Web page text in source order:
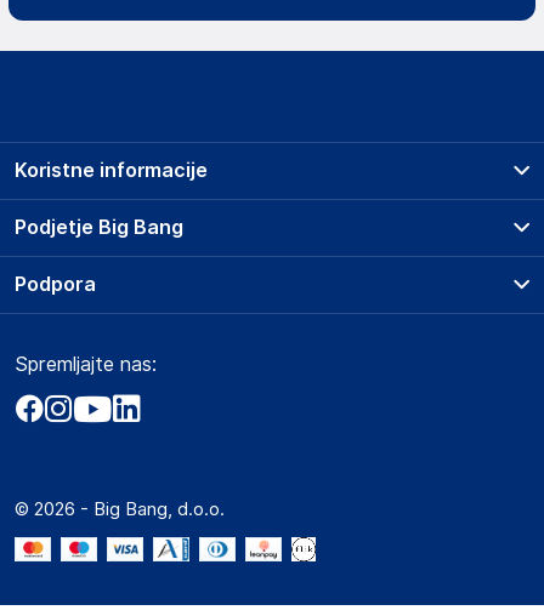
Podjetje Big Bang
O podjetju
Obvestila za javnost
Akt o digitalnih storitvah
Marketplace za partnerje
Novosti
Koristne informacije
Prodajna mesta
Storitve
Dostava, vnos in odvoz
Zavarovanje izdelkov
Podpora
Marketplace
Kako oddati naročilo?
Spremljajte nas:
© 2026 - Big Bang, d.o.o.